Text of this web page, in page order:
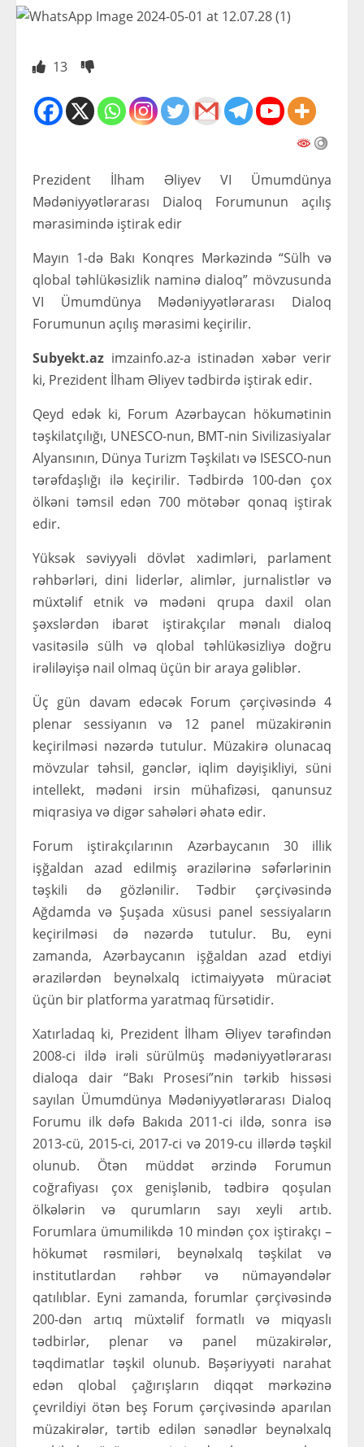
13
Prezident İlham Əliyev VI Ümumdünya
Mədəniyyətlərarası Dialoq Forumunun açılış
mərasimində iştirak edir
Mayın 1-də Bakı Konqres Mərkəzində “Sülh və
qlobal təhlükəsizlik naminə dialoq” mövzusunda
VI Ümumdünya Mədəniyyətlərarası Dialoq
Forumunun açılış mərasimi keçirilir.
Subyekt.az imzainfo.az-a istinadən xəbər verir
ki, Prezident İlham Əliyev tədbirdə iştirak edir.
Qeyd edək ki, Forum Azərbaycan hökumətinin
təşkilatçılığı, UNESCO-nun, BMT-nin Sivilizasiyalar
Alyansının, Dünya Turizm Təşkilatı və ISESCO-nun
tərəfdaşlığı ilə keçirilir. Tədbirdə 100-dən çox
ölkəni təmsil edən 700 mötəbər qonaq iştirak
edir.
Yüksək səviyyəli dövlət xadimləri, parlament
rəhbərləri, dini liderlər, alimlər, jurnalistlər və
müxtəlif etnik və mədəni qrupa daxil olan
şəxslərdən ibarət iştirakçılar mənalı dialoq
vasitəsilə sülh və qlobal təhlükəsizliyə doğru
irəliləyişə nail olmaq üçün bir araya gəliblər.
Üç gün davam edəcək Forum çərçivəsində 4
plenar sessiyanın və 12 panel müzakirənin
keçirilməsi nəzərdə tutulur. Müzakirə olunacaq
mövzular təhsil, gənclər, iqlim dəyişikliyi, süni
intellekt, mədəni irsin mühafizəsi, qanunsuz
miqrasiya və digər sahələri əhatə edir.
Forum iştirakçılarının Azərbaycanın 30 illik
işğaldan azad edilmiş ərazilərinə səfərlərinin
təşkili də gözlənilir. Tədbir çərçivəsində
Ağdamda və Şuşada xüsusi panel sessiyaların
keçirilməsi də nəzərdə tutulur. Bu, eyni
zamanda, Azərbaycanın işğaldan azad etdiyi
ərazilərdən beynəlxalq ictimaiyyətə müraciət
üçün bir platforma yaratmaq fürsətidir.
Xatırladaq ki, Prezident İlham Əliyev tərəfindən
2008-ci ildə irəli sürülmüş mədəniyyətlərarası
dialoqa dair “Bakı Prosesi”nin tərkib hissəsi
sayılan Ümumdünya Mədəniyyətlərarası Dialoq
Forumu ilk dəfə Bakıda 2011-ci ildə, sonra isə
2013-cü, 2015-ci, 2017-ci və 2019-cu illərdə təşkil
olunub. Ötən müddət ərzində Forumun
coğrafiyası çox genişlənib, tədbirə qoşulan
ölkələrin və qurumların sayı xeyli artıb.
Forumlara ümumilikdə 10 mindən çox iştirakçı –
hökumət rəsmiləri, beynəlxalq təşkilat və
institutlardan rəhbər və nümayəndələr
qatılıblar. Eyni zamanda, forumlar çərçivəsində
200-dən artıq müxtəlif formatlı və miqyaslı
tədbirlər, plenar və panel müzakirələr,
təqdimatlar təşkil olunub. Bəşəriyyəti narahat
edən qlobal çağırışların diqqət mərkəzinə
çevrildiyi ötən beş Forum çərçivəsində aparılan
müzakirələr, tərtib edilən sənədlər beynəlxalq